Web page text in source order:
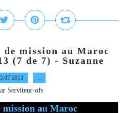
de mission au Maroc
(7 de 7) - Suzanne
…
Serviteur-ofs